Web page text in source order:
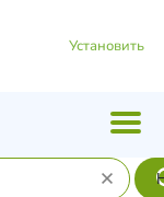
Установить